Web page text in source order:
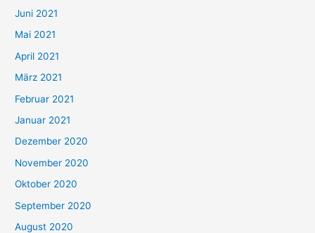
c
h
:
Juni 2021
Mai 2021
April 2021
März 2021
Februar 2021
Januar 2021
Dezember 2020
November 2020
Oktober 2020
September 2020
August 2020